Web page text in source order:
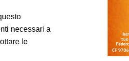
necessari a
le